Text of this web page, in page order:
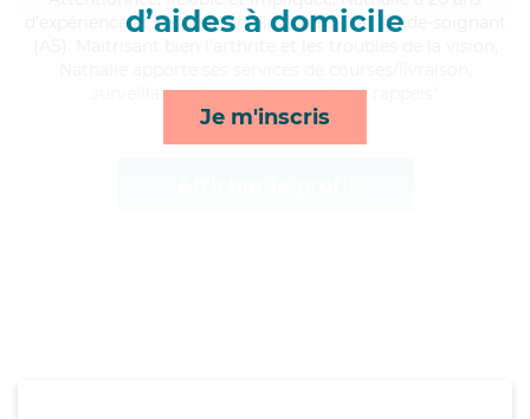
d’aides à domicile
Je m'inscris
d'expérience et possède un diplôme d'Etat d'aide-soignant
surveillance de nuit, transports et rappels*